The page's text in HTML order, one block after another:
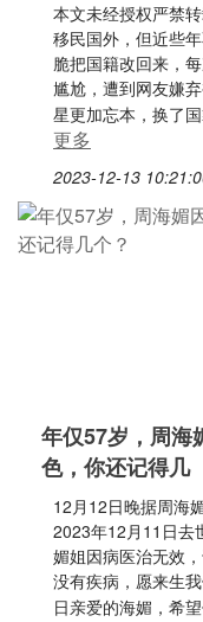
本文未经授权严禁
移民国外，但近些
脆把国籍改回来，
尴尬，遭到网友嫌
星更加忘本，换了
更多
2023-12-13
年仅57岁，周海
色，你还记得几
12月12日晚据周海
2023年12月11日去
媚姐因病医治无效
没有疾病，愿来生
日亲爱的海媚，希